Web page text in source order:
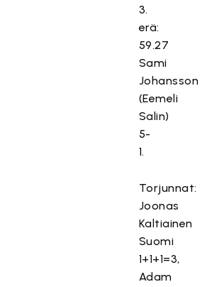
3.
erä:
59.27
Sami
Johansson
(Eemeli
Salin)
5-
1.
Torjunnat:
Joonas
Kaltiainen
Suomi
1+1+1=3,
Adam